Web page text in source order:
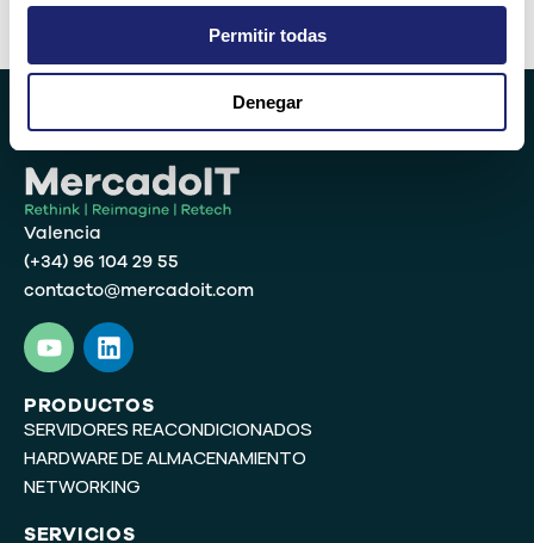
Permitir todas
Denegar
Valencia
(+34) 96 104 29 55
contacto@mercadoit.com
Y
o
u
t
u
b
e
L
i
n
k
e
d
i
PRODUCTOS
SERVIDORES REACONDICIONADOS
HARDWARE DE ALMACENAMIENTO
NETWORKING
SERVICIOS